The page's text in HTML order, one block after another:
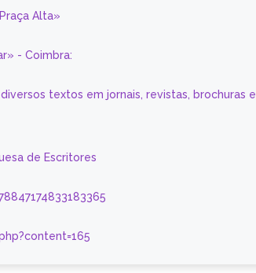
Alta»
- Coimbra:
textos em jornais, revistas, brochuras e
de Escritores